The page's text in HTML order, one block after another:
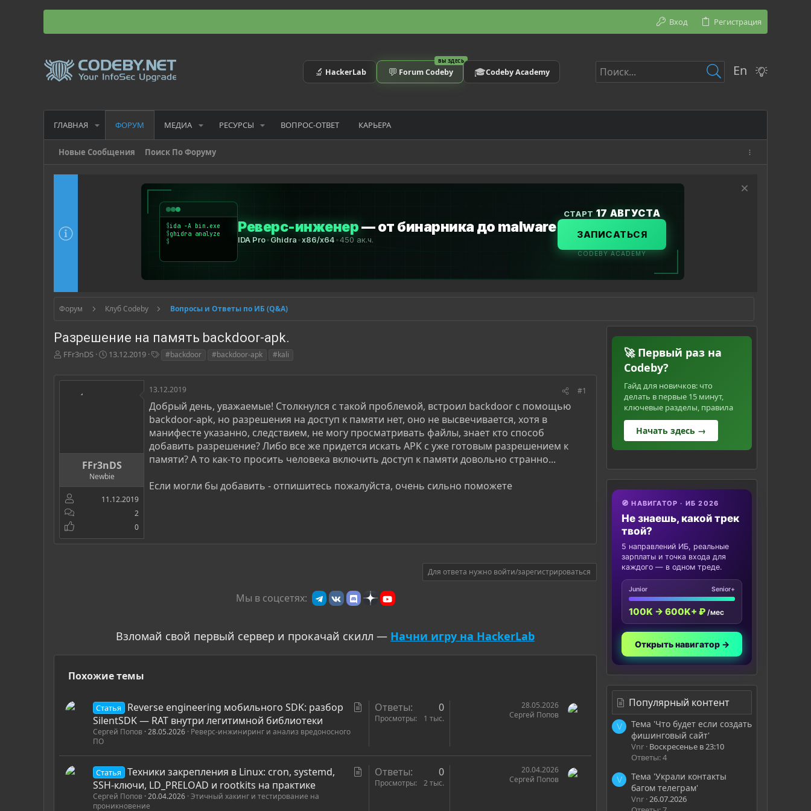
Вход Регистрация
🔬 HackerLab
ВЫ ЗДЕСЬ
💬 Forum Codeby 🎓Codeby Academy En
ГЛАВНАЯ ФОРУМ МЕДИА РЕСУРСЫ ВОПРОС-ОТВЕТ КАРЬЕРА
Новые Сообщения Поиск По Форуму
Форум Клуб Codeby Вопросы и Ответы по ИБ (Q&A)
Разрешение на память backdoor-apk.
А
т
FFr3nDS
Д
т
а
13.12.2019
г
и
#backdoor #backdoor-apk #kali
FFr3nDS
Newbie
11.12.2019
2
0
13.12.2019 #1
Добрый день, уважаемые! Столкнулся с такой проблемой, встроил backdoor с помощью
backdoor-apk, но разрешения на доступ к памяти нет, оно не высвечивается, хотя в
манифесте указанно, следствием, не могу просматривать файлы, знает кто способ
добавить разрешение? Либо все же придется искать APK с уже готовым разрешением к
памяти? А то как-то просить человека включить доступ к памяти довольно странно...
Если могли бы добавить - отпишитесь пожалуйста, очень сильно поможете
Для ответа нужно войти/зарегистрироваться
Мы в соцсетях:
Взломай свой первый сервер и прокачай скилл — Начни игру на HackerLab
Похожие темы
ь
Статья
Reverse engineering мобильного SDK: разбор
SilentSDK — RAT внутри легитимной библиотеки
Сергей Попов 28.05.2026 Реверс-инжиниринг и анализ вредоносного
ПО
Ответы 0
Просмотры 1 тыс.
28.05.2026
Сергей Попов
Статья
Техники закрепления в Linux: cron, systemd,
SSH-ключи, LD_PRELOAD и rootkits на практике
Сергей Попов 20.04.2026 Этичный хакинг и тестирование на
проникновение
Ответы 0
Просмотры 2 тыс.
20.04.2026
Сергей Попов
🚀 Первый раз на
Codeby?
Гайд для новичков: что
делать в первые 15 минут,
ключевые разделы, правила
Начать здесь →
🧭 НАВИГАТОР · ИБ 2026
Не знаешь, какой трек
твой?
5 направлений ИБ, реальные
зарплаты и точка входа для
каждого — в одном треде.
Junior Senior+
100K → 600K+ ₽ /мес
Открыть навигатор →
Популярный контент
V
Тема 'Что будет если создать
фишинговый сайт'
Vnr Воскресенье в 23:10
Ответы: 4
V
Тема 'Украли контакты
багом телеграм'
Vnr 26.07.2026